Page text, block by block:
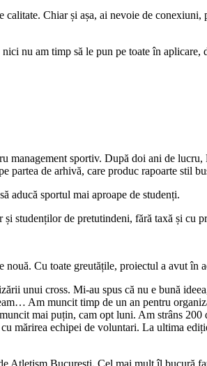
Chiar și așa, ai nevoie de
nu am timp să le pun pe toate în aplicare,
management sportiv. După doi ani de
partea de arhivă, care produc rapoarte stil
aducă sportul mai aproape de studenți.
studenților de pretutindeni, fără taxă și cu
Cu toate greutățile, proiectul a avut în
unui cross. Mi-au spus că nu e bună
Am muncit timp de un an pentru
mai puțin, cam opt luni. Am strâns 200
mărirea echipei de voluntari. La ultima
București. Cel mai mult îl bucură